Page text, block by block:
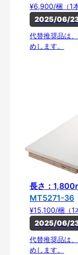
¥6,900/梱（1本
2025/06/23
代替推奨品は
めします。
長さ：
MT5271-36
¥15,100/梱（1
2025/06/23
代替推奨品は
めします。